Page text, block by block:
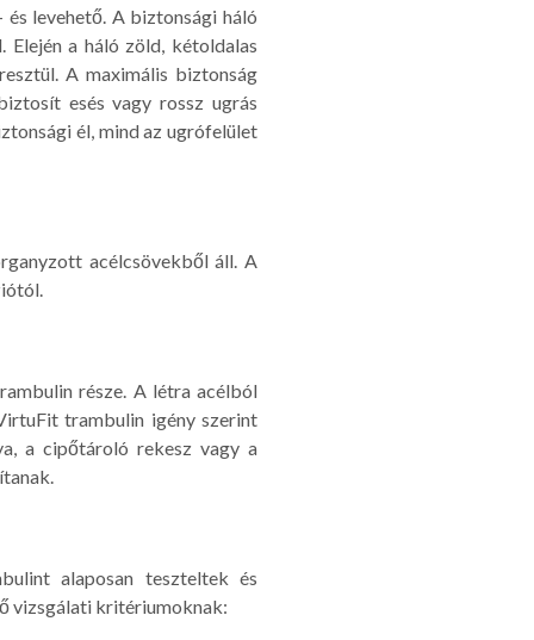
levehető. A biztonsági háló
a háló zöld, kétoldalas
A maximális biztonság
esés vagy rossz ugrás
él, mind az ugrófelület
acélcsövekből áll. A
része. A létra acélból
trambulin igény szerint
a cipőtároló rekesz vagy a
alaposan teszteltek és
vizsgálati kritériumoknak: